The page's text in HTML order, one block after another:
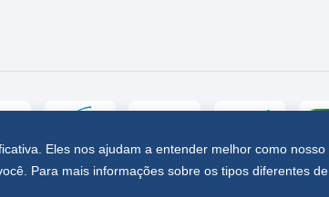
Eles nos ajudam a entender melhor como nosso
Para mais informações sobre os tipos diferentes de